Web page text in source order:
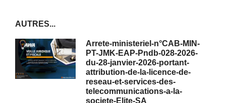
AUTRES...
Arrete-ministeriel-n°CAB-MIN-
PT-JMK-EAP-Pndb-028-2026-
du-28-janvier-2026-portant-
attribution-de-la-licence-de-
reseau-et-services-des-
telecommunications-a-la-
societe-Elite-SA